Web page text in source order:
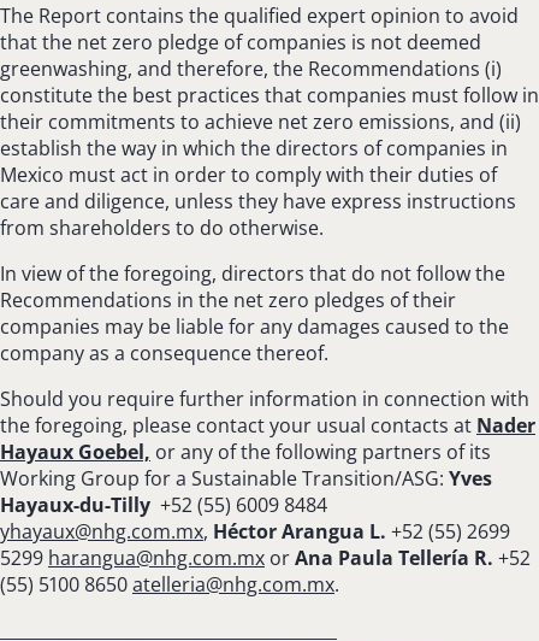
The Report contains the qualified expert opinion to avoid
that the net zero pledge of companies is not deemed
greenwashing, and therefore, the Recommendations (i)
constitute the best practices that companies must follow in
their commitments to achieve net zero emissions, and (ii)
establish the way in which the directors of companies in
Mexico must act in order to comply with their duties of
care and diligence, unless they have express instructions
from shareholders to do otherwise.
In view of the foregoing, directors that do not follow the
Recommendations in the net zero pledges of their
companies may be liable for any damages caused to the
company as a consequence thereof.
Should you require further information in connection with
the foregoing, please contact your usual contacts at Nader
Hayaux Goebel, or any of the following partners of its
Working Group for a Sustainable Transition/ASG: Yves
Hayaux-du-Tilly +52 (55) 6009 8484
yhayaux@nhg.com.mx, Héctor Arangua L. +52 (55) 2699
5299 harangua@nhg.com.mx orAna Paula Tellería R. +52
(55) 5100 8650atelleria@nhg.com.mx.